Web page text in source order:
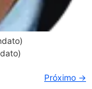
Próximo →